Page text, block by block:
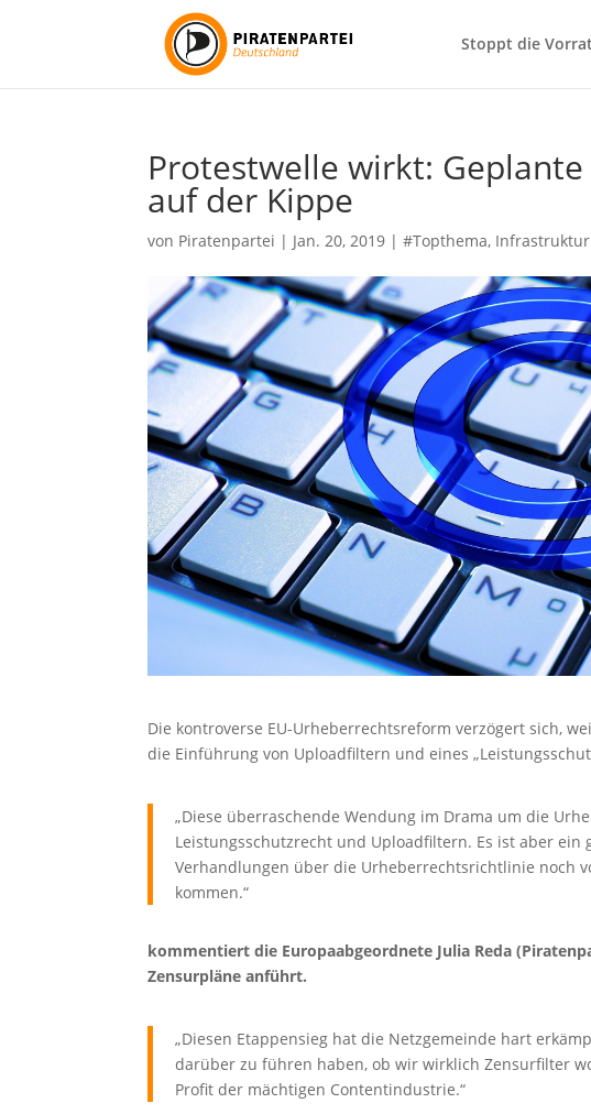
Stoppt die
Protestwelle wirkt:
auf der Kippe
von Piratenpartei | Jan. 20, 2019 |#Topthema,
Die kontroverse EU-Urheberrechtsreform verzögert sich,
die Einführung von Uploadfiltern und eines
„Diese überraschende Wendung im Drama um die
Leistungsschutzrecht und Uploadfiltern. Es ist aber
Verhandlungen über die Urheberrechtsrichtlinie noch
kommen.“
kommentiert die Europaabgeordnete Julia Reda
Zensurpläne anführt.
„Diesen Etappensieg hat die Netzgemeinde hart
darüber zu führen haben, ob wir wirklich Zensurfilter
Profit der mächtigen Contentindustrie.“